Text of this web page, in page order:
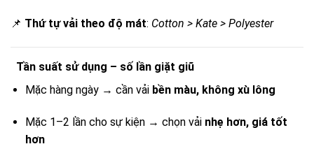
📌 Thứ tự vải theo độ mát: Cotton > Kate > Polyester
Tần suất sử dụng – số lần giặt giũ
Mặc hàng ngày → cần vải bền màu, không xù lông
Mặc 1–2 lần cho sự kiện → chọn vải nhẹ hơn, giá tốt
hơn